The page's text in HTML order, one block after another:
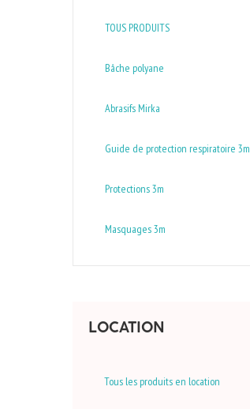
TOUS PRODUITS
Bâche polyane
Abrasifs Mirka
Guide de protection respiratoire 3m
Protections 3m
Masquages 3m
LOCATION
Tous les produits en location